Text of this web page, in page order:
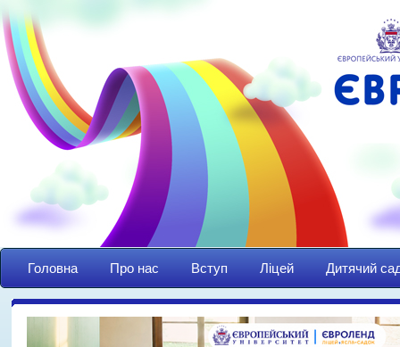
Головна Про нас Вступ Ліцей Дитячий